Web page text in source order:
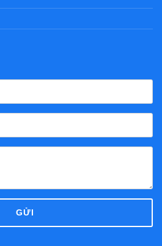
GỬI